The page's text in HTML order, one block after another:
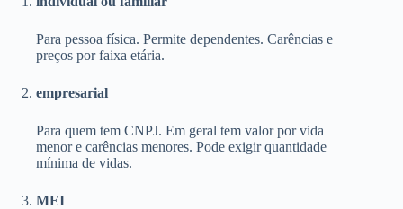
Para pessoa física. Permite dependentes. Carências e
preços por faixa etária.
empresarial
Para quem tem CNPJ. Em geral tem valor por vida
menor e carências menores. Pode exigir quantidade
mínima de vidas.
MEI